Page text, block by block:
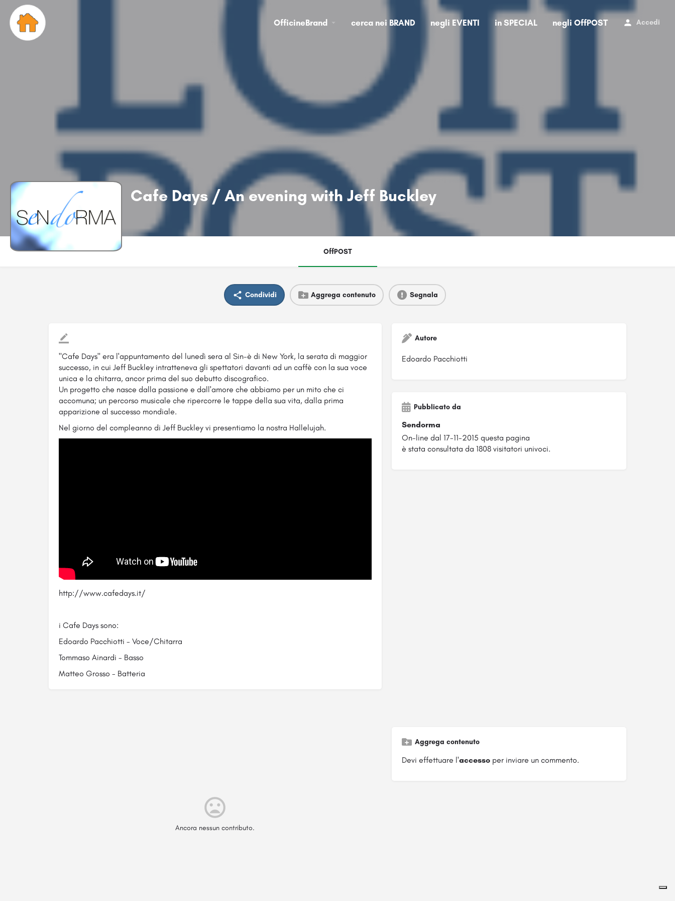
OfficineBrand cerca nei BRAND negli EVENTI in SPECIAL negli OffPOST Accedi
Cafe Days / An evening with Jeff Buckley
OffPOST
Condividi Aggrega contenuto Segnala
"Cafe Days" era l'appuntamento del lunedì sera al Sin-è di New York, la serata di maggior
successo, in cui Jeff Buckley intratteneva gli spettatori davanti ad un caffè con la sua voce
unica e la chitarra, ancor prima del suo debutto discografico.
Un progetto che nasce dalla passione e dall'amore che abbiamo per un mito che ci
accomuna; un percorso musicale che ripercorre le tappe della sua vita, dalla prima
apparizione al successo mondiale.
Nel giorno del compleanno di Jeff Buckley vi presentiamo la nostra Hallelujah.
http://www.cafedays.it/
i Cafe Days sono:
Edoardo Pacchiotti - Voce/Chitarra
Tommaso Ainardi - Basso
Matteo Grosso - Batteria
Autore
Edoardo Pacchiotti
Pubblicato da
Sendorma
On-line dal 17-11-2015 questa pagina
è stata consultata da 1808 visitatori univoci.
Ancora nessun contributo.
Aggrega contenuto
Devi effettuare l'accessoper inviare un commento.